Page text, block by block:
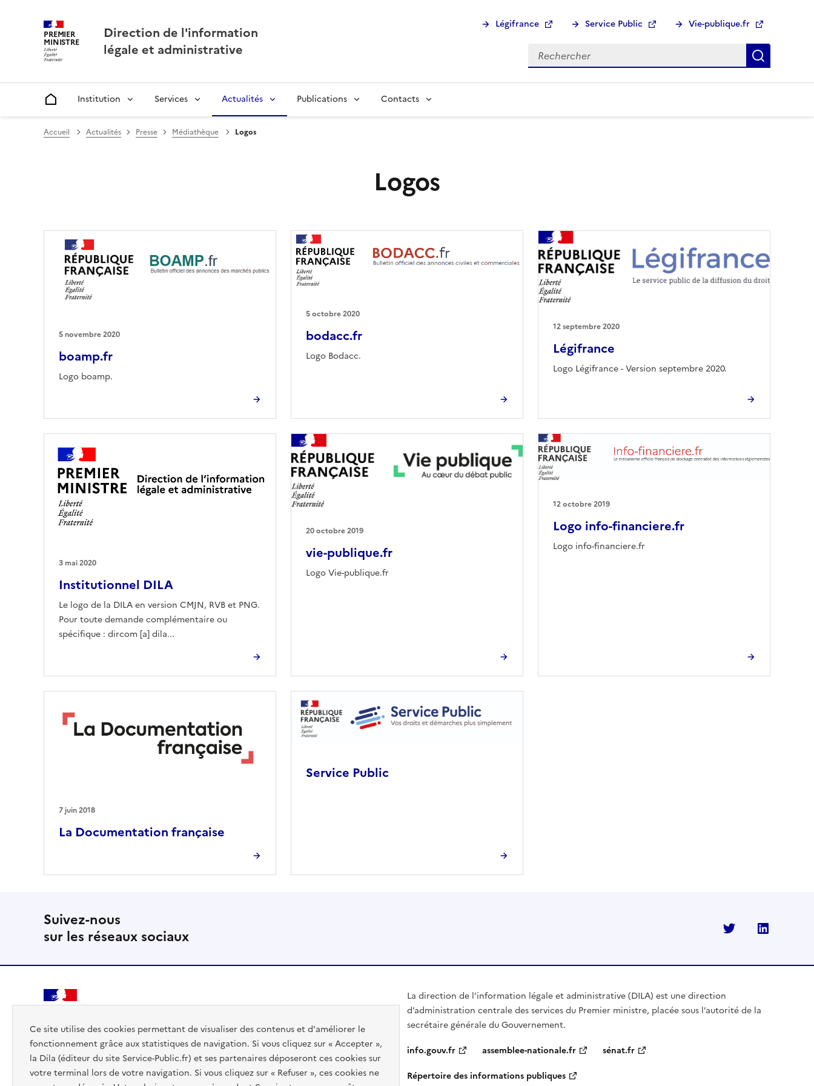
Ce site utilise des cookies permettant de visualiser des contenus et d'améliorer le
fonctionnement grâce aux statistiques de navigation. Si vous cliquez sur « Accepter »,
la Dila (éditeur du site Service-Public.fr) et ses partenaires déposeront ces cookies sur
votre terminal lors de votre navigation. Si vous cliquez sur « Refuser », ces cookies ne
PREMIER
MINISTRE
Direction de l'information
légale et administrative
Légifrance Service Public Vie-publique.fr
Rechercher :
Institution Services Actualités Publications Contacts
Accueil Actualités Presse Médiathèque Logos
Logos
boamp.fr
Logo boamp.
5 novembre 2020 bodacc.fr
Logo Bodacc.
5 octobre 2020
Légifrance
Logo Légifrance - Version septembre 2020.
12 septembre 2020
Institutionnel DILA
Le logo de la DILA en version CMJN, RVB et PNG.
Pour toute demande complémentaire ou
spécifique : dircom [a] dila...
3 mai 2020
vie-publique.fr
Logo Vie-publique.fr
20 octobre 2019 Logo info-financiere.fr
Logo info-financiere.fr
12 octobre 2019
La Documentation française
7 juin 2018
Service Public
Suivez-nous
sur les réseaux sociaux
Twitter
PREMIER
MINISTRE
La direction de l’information légale et administrative (DILA) est une direction
d’administration centrale des services du Premier ministre, placée sous l’autorité de la
secrétaire générale du Gouvernement.
info.gouv.fr
assemblee-nationale.fr
sénat.fr
Répertoire des informations publiques